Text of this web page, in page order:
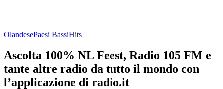
OlandesePaesi BassiHits
Ascolta 100% NL Feest, Radio 105 FM e
tante altre radio da tutto il mondo con
l’applicazione di radio.it